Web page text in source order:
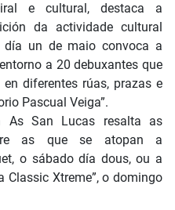
e cultural, destaca a
da actividade cultural
día un de maio convoca a
a 20 debuxantes que
diferentes rúas, prazas e
Pascual Veiga”.
As San Lucas resalta as
as que se atopan a
o sábado día dous, ou a
Classic Xtreme”, o domingo